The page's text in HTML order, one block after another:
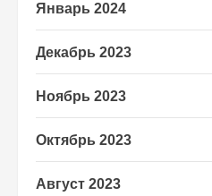
Январь 2024
Декабрь 2023
Ноябрь 2023
Октябрь 2023
Август 2023